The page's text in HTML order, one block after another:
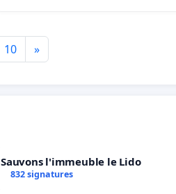
10 »
Sauvons l'immeuble le Lido
832 signatures